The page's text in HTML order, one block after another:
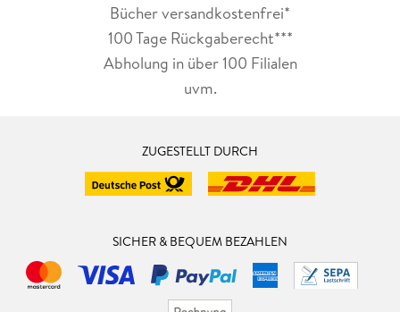
Bücher versandkostenfrei*
100 Tage Rückgaberecht***
Abholung in über 100 Filialen
uvm.
ZUGESTELLT DURCH
SICHER & BEQUEM BEZAHLEN